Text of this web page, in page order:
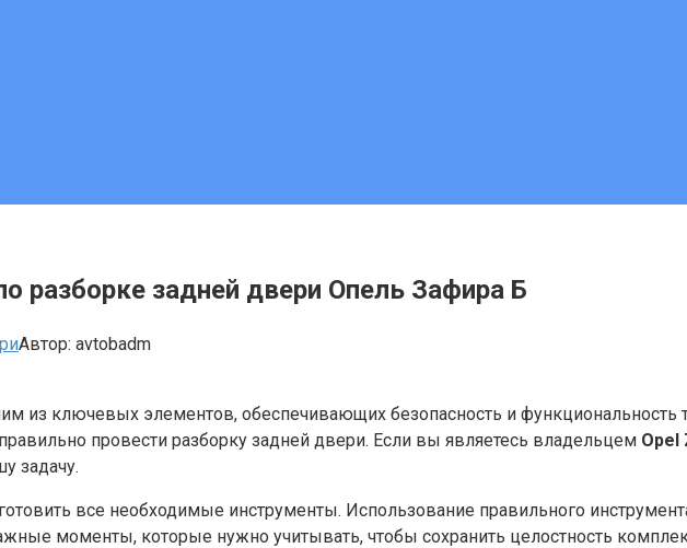
разборке задней двери Опель Зафира Б
Автор: avtobadm
из ключевых элементов, обеспечивающих безопасность и функциональность
провести разборку задней двери. Если вы являетесь владельцем Opel
задачу.
все необходимые инструменты. Использование правильного
моменты, которые нужно учитывать, чтобы сохранить целостность